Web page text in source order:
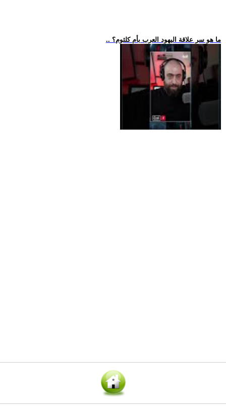
.. ما هو سر علاقة اليهود العرب بأم كلثوم؟